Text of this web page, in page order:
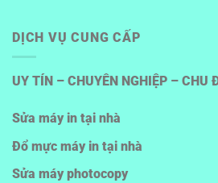
DỊCH VỤ CUNG CẤP
UY TÍN – CHUYÊN NGHIỆP – CHU
Sửa máy in tại nhà
Đổ mực máy in tại nhà
Sửa máy photocopy